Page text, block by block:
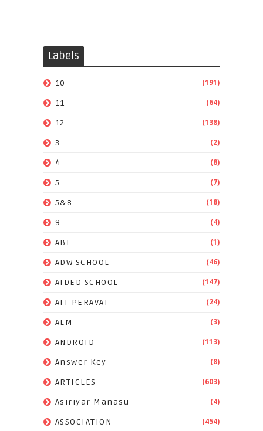
Labels
10 (191)
11 (64)
12 (138)
3 (2)
4 (8)
5 (7)
5&8 (18)
9 (4)
ABL. (1)
ADW SCHOOL (46)
AIDED SCHOOL (147)
AIT PERAVAI (24)
ALM (3)
ANDROID (113)
Answer Key (8)
ARTICLES (603)
Asiriyar Manasu (4)
ASSOCIATION (454)